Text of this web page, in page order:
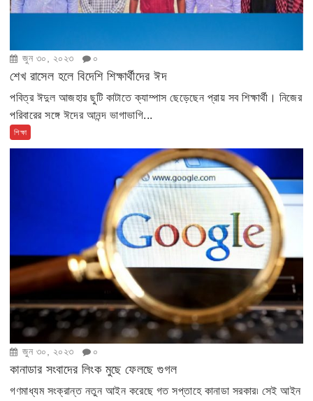
জুন ৩০, ২০২৩ ০
শেখ রাসেল হলে বিদেশি শিক্ষার্থীদের ঈদ
পবিত্র ঈদুল আজহার ছুটি কাটাতে ক্যাম্পাস ছেড়েছেন প্রায় সব শিক্ষার্থী। নিজের
পরিবারের সঙ্গে ঈদের আনন্দ ভাগাভাগি...
শিক্ষা
জুন ৩০, ২০২৩ ০
কানাডার সংবাদের লিংক মুছে ফেলছে গুগল
গণমাধ্যম সংক্রান্ত নতুন আইন করেছে গত সপ্তাহে কানাডা সরকার৷ সেই আইন